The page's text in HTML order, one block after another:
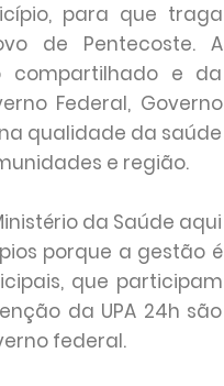
para que traga
de Pentecoste. A
compartilhado e da
Federal, Governo
qualidade da saúde
e região.
da Saúde aqui
porque a gestão é
que participam
da UPA 24h são
federal.